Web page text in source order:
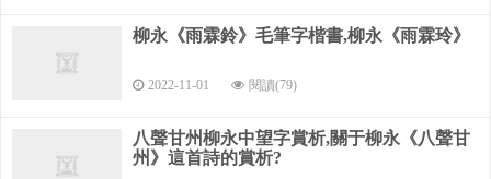
增加畫面的視覺性與流動感；另一方面也是因為其“春
愁”是由天際景物所觸
發。接著，“草色煙光”句便展示主人公望斷天涯時所見之
景。而“無言誰會”
柳永《雨霖鈴》毛筆字楷書,柳永《雨霖玲》
2022-11-01 閱讀(79)
八聲甘州柳永中望字賞析,關于柳永《八聲甘
州》這首詩的賞析?